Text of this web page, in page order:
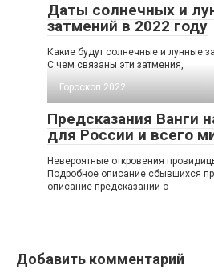
Даты солнечных и
затмений в 2022 году
Какие будут солнечные и лунные
С чем связаны эти затмения,
Гороскоп 2022
Предсказания Ванги
для России и всего
Невероятные откровения
Подробное описание сбывшихся
описание предсказаний о
Добавить комментарий